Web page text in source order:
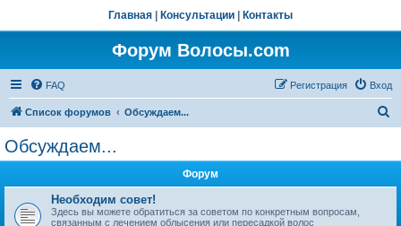
Главная Консультации Контакты
Форум Волосы.com
FAQ Вход
Регистрация
Список форумов Обсуждаем...
Обсуждаем...
Форум
Необходим совет!
Здесь вы можете обратиться за советом по конкретным вопросам,
связанным с лечением облысения или пересадкой волос